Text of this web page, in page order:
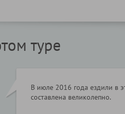
туре
В июле 2016 года ездили в
составлена великолепно.